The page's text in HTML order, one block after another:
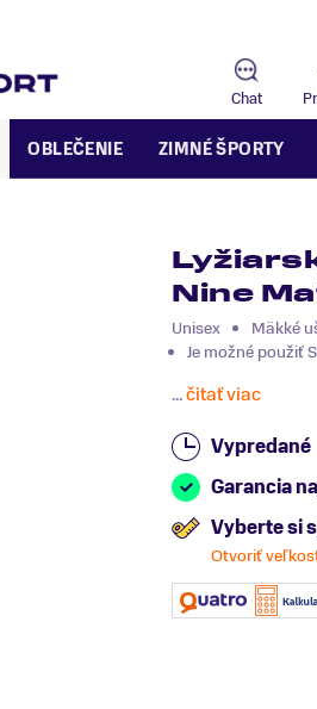
Chat
OBLEČENIE ZIMNÉ ŠPORTY
Nine
Unisex Mäkké
Je možné použiť
...čitať viac
Vypredané
Garancia
Vyberte si
Otvoriť